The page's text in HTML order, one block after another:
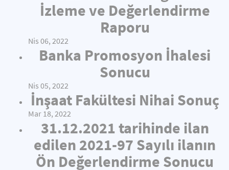
İzleme ve Değerlendirme
Raporu
Nis 06, 2022
Banka Promosyon İhalesi
Sonucu
Nis 05, 2022
İnşaat Fakültesi Nihai Sonuç
Mar 18, 2022
31.12.2021 tarihinde ilan
edilen 2021-97 Sayılı ilanın
Ön Değerlendirme Sonucu